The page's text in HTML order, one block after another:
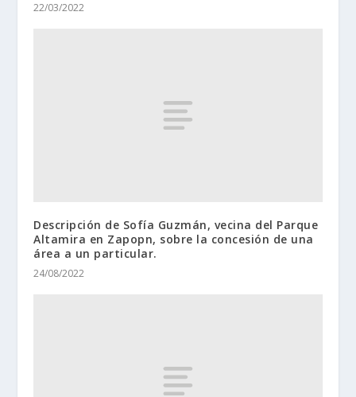
22/03/2022
Descripción de Sofía Guzmán, vecina del Parque
Altamira en Zapopn, sobre la concesión de una
área a un particular.
24/08/2022